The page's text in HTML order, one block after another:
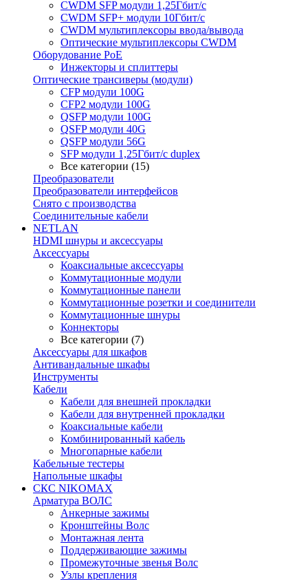
CWDM SFP модули 1,25Гбит/с
CWDM SFP+ модули 10Гбит/с
CWDM мультиплексоры ввода/вывода
Оптические мультиплексоры CWDM
Оборудование PoE
Инжекторы и сплиттеры
Оптические трансиверы (модули)
CFP модули 100G
CFP2 модули 100G
QSFP модули 100G
QSFP модули 40G
QSFP модули 56G
SFP модули 1,25Гбит/с duplex
Все категории (15)
Преобразователи
Преобразователи интерфейсов
Снято с производства
Соединительные кабели
NETLAN
HDMI шнуры и аксессуары
Аксессуары
Коаксиальные аксессуары
Коммутационные модули
Коммутационные панели
Коммутационные розетки и соединители
Коммутационные шнуры
Коннекторы
Все категории (7)
Аксессуары для шкафов
Антивандальные шкафы
Инструменты
Кабели
Кабели для внешней прокладки
Кабели для внутренней прокладки
Коаксиальные кабели
Комбинированный кабель
Многопарные кабели
Кабельные тестеры
Напольные шкафы
СКС NIKOMAX
Арматура ВОЛС
Анкерные зажимы
Кронштейны Волс
Монтажная лента
Поддерживающие зажимы
Промежуточные звенья Волс
Узлы крепления